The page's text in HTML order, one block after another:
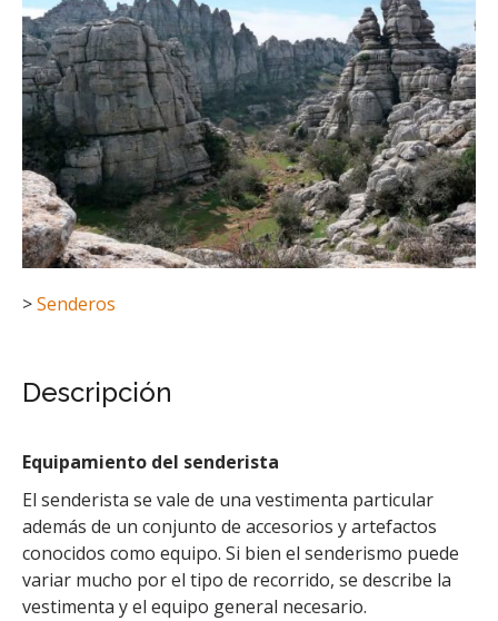
>Senderos
Descripción
Equipamiento del senderista
El senderista se vale de una vestimenta particular
además de un conjunto de accesorios y artefactos
conocidos como equipo. Si bien el senderismo puede
variar mucho por el tipo de recorrido, se describe la
vestimenta y el equipo general necesario.